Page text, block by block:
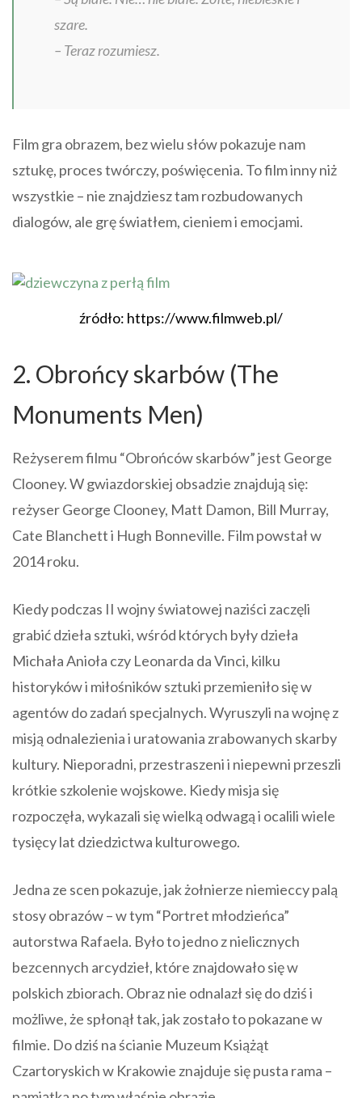
szare.
– Teraz rozumiesz.
Film gra obrazem, bez wielu słów pokazuje nam
sztukę, proces twórczy, poświęcenia. To film inny niż
wszystkie – nie znajdziesz tam rozbudowanych
dialogów, ale grę światłem, cieniem i emocjami.
źródło: https://www.filmweb.pl/
2. Obrońcy skarbów (The
Monuments Men)
Reżyserem filmu “Obrońców skarbów” jest George
Clooney. W gwiazdorskiej obsadzie znajdują się:
reżyser George Clooney, Matt Damon, Bill Murray,
Cate Blanchett i Hugh Bonneville. Film powstał w
2014 roku.
Kiedy podczas II wojny światowej naziści zaczęli
grabić dzieła sztuki, wśród których były dzieła
Michała Anioła czy Leonarda da Vinci, kilku
historyków i miłośników sztuki przemieniło się w
agentów do zadań specjalnych. Wyruszyli na wojnę z
misją odnalezienia i uratowania zrabowanych skarby
kultury. Nieporadni, przestraszeni i niepewni przeszli
krótkie szkolenie wojskowe. Kiedy misja się
rozpoczęła, wykazali się wielką odwagą i ocalili wiele
tysięcy lat dziedzictwa kulturowego.
Jedna ze scen pokazuje, jak żołnierze niemieccy palą
stosy obrazów – w tym “Portret młodzieńca”
autorstwa Rafaela. Było to jedno z nielicznych
bezcennych arcydzieł, które znajdowało się w
polskich zbiorach. Obraz nie odnalazł się do dziś i
możliwe, że spłonął tak, jak zostało to pokazane w
filmie. Do dziś na ścianie Muzeum Książąt
Czartoryskich w Krakowie znajduje się pusta rama –